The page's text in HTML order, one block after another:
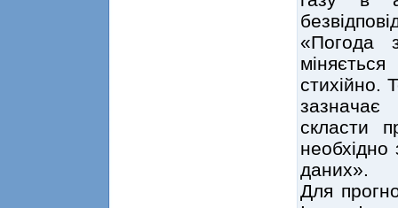
«Погода
стихійно.
скласти
необхідно
даних».
Для